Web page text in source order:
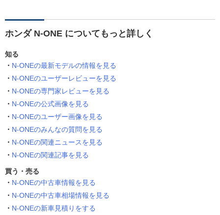
ホンダ N-ONE についてもっと詳しく
知る
N-ONEの最新モデルの情報を見る
N-ONEのユーザーレビューを見る
N-ONEの専門家レビューを見る
N-ONEの公式画像を見る
N-ONEのユーザー画像を見る
N-ONEのみんなの質問を見る
N-ONEの関連ニュースを見る
N-ONEの関連記事を見る
買う・売る
N-ONEの中古車情報を見る
N-ONEの中古車相場情報を見る
N-ONEの新車見積りをする